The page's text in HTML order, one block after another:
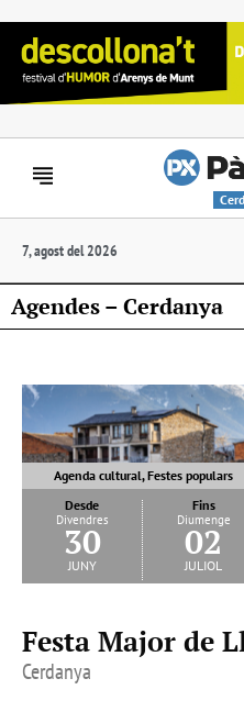
7, agost del 2026
Agendes – Cerdanya
Agenda cultural, Festes populars
Desde
Divendres
30
juny
Fins
Diumenge
02
juliol
Festa Major de
Cerdanya